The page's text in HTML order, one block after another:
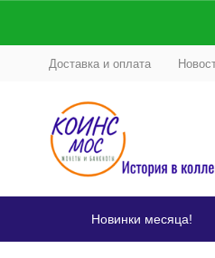
Доставка и оплата
Новинки месяца!